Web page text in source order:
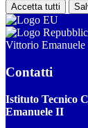
Accetta tutti
Vittorio
Contatti
Istituto Tecnico
Emanuele II